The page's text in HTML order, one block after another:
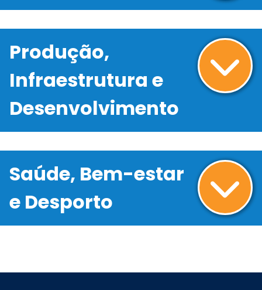
Produção,
Infraestrutura e
Desenvolvimento
Saúde, Bem-estar
e Desporto